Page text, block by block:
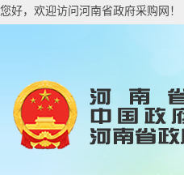
您好，欢迎访问河南省政府采购网！